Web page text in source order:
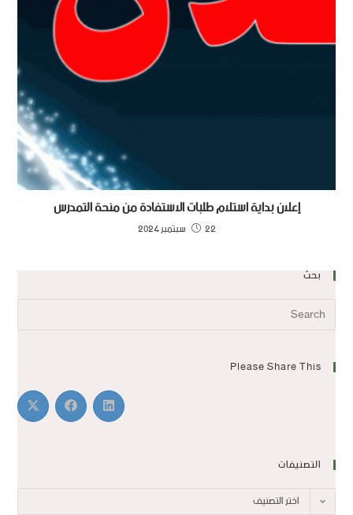
إعلان بداية استلام طلبات الاستفادة من منحة التمدرس
22 سبتمبر 2024
بحث
Please Share This
التصنيفات
اختر التصنيف